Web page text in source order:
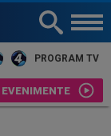
PROGRAM TV
EVENIMENTE